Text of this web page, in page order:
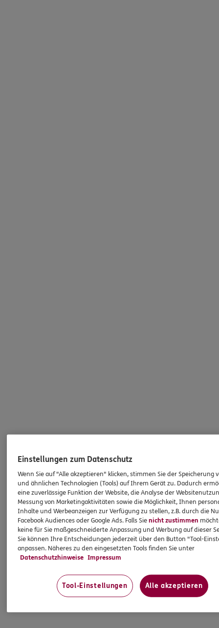
Einstellungen zum Datenschutz
Wenn Sie auf "Alle akzeptieren" klicken, stimmen Sie der Speicherung
und ähnlichen Technologien (Tools) auf Ihrem Gerät zu. Dadurch
eine zuverlässige Funktion der Website, die Analyse der
Messung von Marketingaktivitäten sowie die Möglichkeit, Ihnen
Inhalte und Werbeanzeigen zur Verfügung zu stellen, z.B. durch die
Facebook Audiences oder Google Ads. Falls Sienicht zustimmen
keine für Sie maßgeschneiderte Anpassung und Werbung auf dieser
Sie können Ihre Entscheidungen jederzeit über den Button "Tool-
anpassen. Näheres zu den eingesetzten Tools finden Sie unter
Datenschutzhinweise Impressum
Tool-Einstellungen Alle akzeptieren